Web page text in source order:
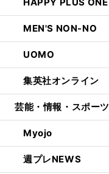
MEN'S NON-NO
UOMO
集英社オンライン
芸能・情報・スポーツ
Myojo
週プレNEWS